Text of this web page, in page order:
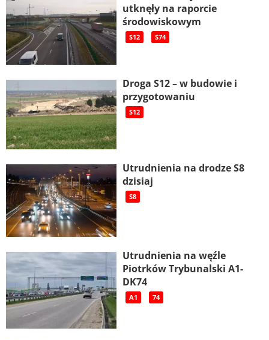
utknęły na raporcie
środowiskowym
S12 S74
Droga S12 – w budowie i
przygotowaniu
S12
Utrudnienia na drodze S8
dzisiaj
S8
Utrudnienia na węźle
Piotrków Trybunalski A1-
DK74
A1 74